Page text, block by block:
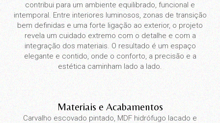
contribui para um ambiente equilibrado, funcional e
intemporal. Entre interiores luminosos, zonas de transição
bem definidas e uma forte ligação ao exterior, o projeto
revela um cuidado extremo com o detalhe e com a
integração dos materiais. O resultado é um espaço
elegante e contido, onde o conforto, a precisão e a
estética caminham lado a lado.
Materiais e Acabamentos
Carvalho escovado pintado, MDF hidrófugo lacado e